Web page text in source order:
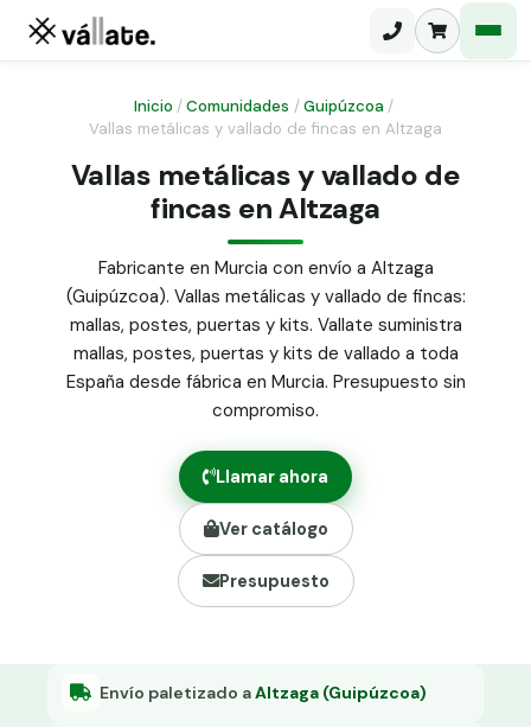
Malla ganadera
Malla simple torsión
Malla triple torsión
Panel malla H.
Puerta abatible dos hojas
Puerta acceso peatonal
Poste malla Hércules
Poste malla simple torsión
Alambre de espino galvanizado
Abrazadera PVC malla H.
Grapa malla H.
Grapadora
Tensor galvanizado
Inicio /Comunidades / Guipúzcoa /
Vallas metálicas y vallado de fincas en Altzaga
Vallas metálicas y vallado de
fincas en Altzaga
Fabricante en Murcia con envío a Altzaga
(Guipúzcoa). Vallas metálicas y vallado de fincas:
mallas, postes, puertas y kits. Vallate suministra
mallas, postes, puertas y kits de vallado a toda
España desde fábrica en Murcia. Presupuesto sin
compromiso.
Llamar ahora
Ver catálogo
Presupuesto
Envío paletizado aAltzaga (Guipúzcoa)